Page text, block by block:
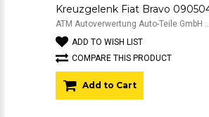
ATM Autoverwertung Auto-Teile GmbH ..
ADD TO WISH LIST
COMPARE THIS PRODUCT
Add to Cart